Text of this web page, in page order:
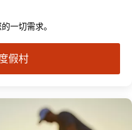
一切需求。
假村